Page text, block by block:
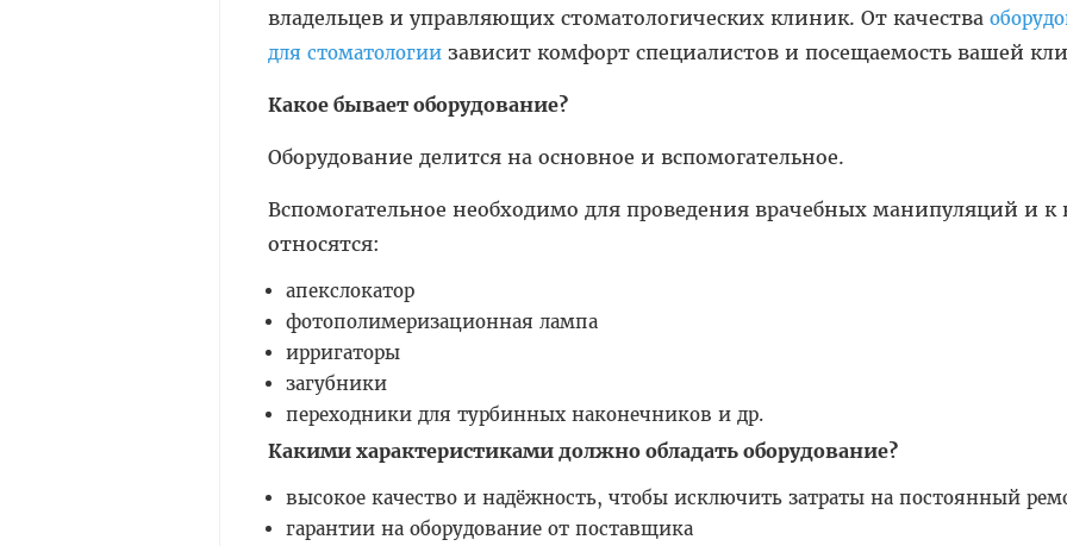
владельцев и управляющих стоматологических клиник. От качества
для стоматологии зависит комфорт специалистов и посещаемость вашей
Какое бывает оборудование?
Оборудование делится на основное и вспомогательное.
Вспомогательное необходимо для проведения врачебных манипуляций и к
относятся:
апекслокатор
фотополимеризационная лампа
ирригаторы
загубники
переходники для турбинных наконечников и др.
Какими характеристиками должно обладать оборудование?
высокое качество и надёжность, чтобы исключить затраты на постоянный
гарантии на оборудование от поставщика